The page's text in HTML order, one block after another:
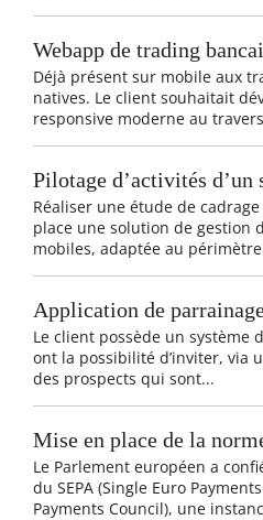
Webapp de trading
Déjà présent sur mobile aux
natives. Le client souhaitait
responsive moderne au travers
Pilotage d’activités
Réaliser une étude de
place une solution de gestion
mobiles, adaptée au
Application de
Le client possède un système
ont la possibilité d’inviter, via
des prospects qui sont...
Mise en place de la
Le Parlement européen a
du SEPA (Single Euro
Payments Council), une